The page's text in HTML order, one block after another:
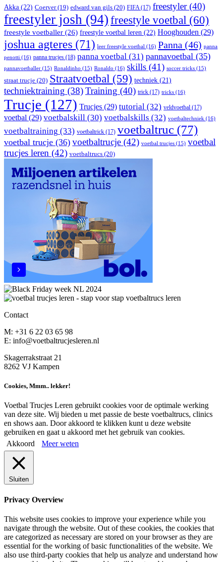
Akka (22) Coerver(19) edward van gils (20) FIFA(17) freestyler(40)
freestyler josh (94) freestyle voetbal (60)
freestyle voetballer (26) freestyle voetbal leren (22) Hooghouden (29)
joshua agteres (71) leer freestyle voetbal (16) Panna (46) panna
penotti (16) panna trucjes (18) panna voetbal (31) pannavoetbal (35)
pannavoetballer (15) Ronaldinho (15) Ronaldo (16) skills (41) soccer tricks (15)
straat trucje (20) Straatvoetbal (59) techniek (21)
techniektraining (38)Training (40) trick (17) tricks (16)
Trucje (127) Trucjes (29) tutorial (32) veldvoetbal (17)
voetbal (29) voetbalskill (30) voetbalskills (32) voetbaltechniek (16)
voetbaltraining (33) voetbaltrick (17) voetbaltruc (77)
voetbal trucje (36) voetbaltrucje (42) voetbal trucjes (15) voetbal
trucjes leren (42) voetbaltrucs (20)
Contact
M: +31 6 22 03 65 98
E: info@voetbaltrucjesleren.nl
Skagerrakstraat 21
8262 VJ Kampen
Cookies, Mmm.. lekker!
Voetbal Trucjes Leren gebruikt cookies voor de optimale werking
van deze site. Wij bieden u met passie de beste voetbaltrucs, clinics
en shows aan. Door akkoord te klikken kunt u deze website
gebruiken en gaat u akkoord met het gebruik van cookies.
Akkoord
Meer weten
Sluiten
Privacy Overview
This website uses cookies to improve your experience while you
navigate through the website. Out of these cookies, the cookies that
are categorized as necessary are stored on your browser as they are
essential for the working of basic functionalities of the website. We
also use third-party cookies that help us analyze and understand how